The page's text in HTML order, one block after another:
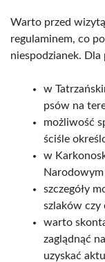
Warto przed
regulaminem, co
niespodzianek. Dla
w
psów na
możliwość
ściśle
w
Narodowym
szczegóły
szlaków czy
warto
zaglądnąć
uzyskać